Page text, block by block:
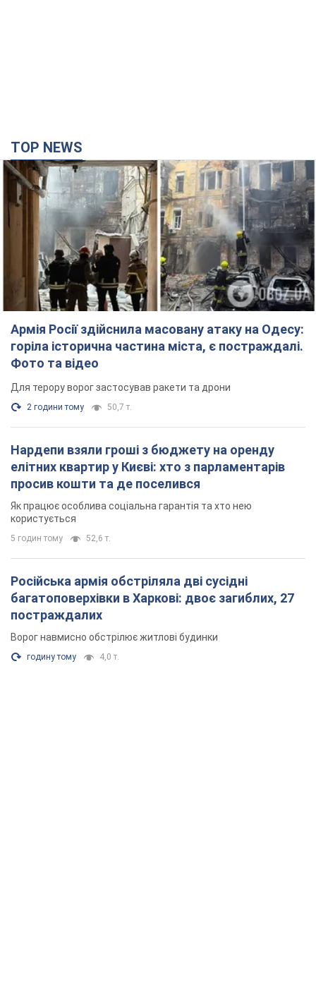
TOP NEWS
Армія Росії здійснила масовану атаку на Одесу:
горіла історична частина міста, є постраждалі.
Фото та відео
Для терору ворог застосував ракети та дрони
2 години тому 50,7 т.
Нардепи взяли гроші з бюджету на оренду
елітних квартир у Києві: хто з парламентарів
просив кошти та де поселився
Як працює особлива соціальна гарантія та хто нею
користується
5 годин тому 52,6 т.
Російська армія обстріляла дві сусідні
багатоповерхівки в Харкові: двоє загиблих, 27
постраждалих
Ворог навмисно обстрілює житлові будинки
годину тому 4,0 т.